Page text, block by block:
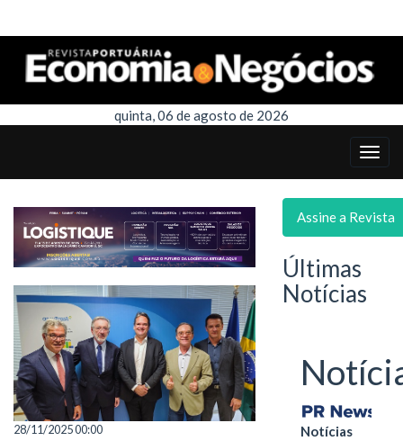
quinta, 06 de agosto de 2026
28/11/2025 00:00
Assine a Revista
Últimas
Notícias
Notícias